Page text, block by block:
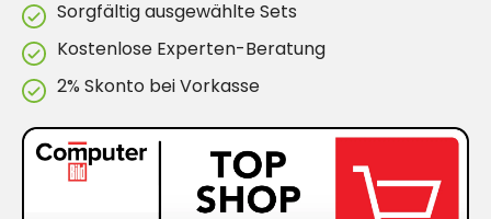
Sorgfältig ausgewählte Sets
Kostenlose Experten-Beratung
2% Skonto bei Vorkasse